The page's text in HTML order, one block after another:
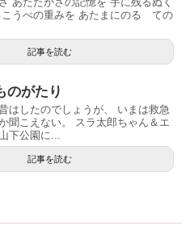
こうべの重みを あたまにのる ての
記事を読む
がたり
はしたのでしょうが、 いまは救急
聞こえない。 スラ太郎ちゃん＆エ
下公園に...
記事を読む